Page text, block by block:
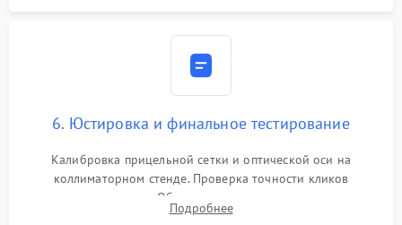
6. Юстировка и финальное тестирование
Калибровка прицельной сетки и оптической оси на
коллиматорном стенде. Проверка точности кликов
механизма поправок. Обязательное испытание прицела на
ударном стенде для проверки устойчивости к отдаче и
Подробнее